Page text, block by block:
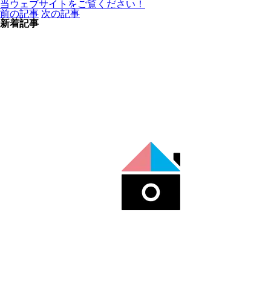
当ウェブサイトをご覧ください！
前の記事 次の記事
新着記事